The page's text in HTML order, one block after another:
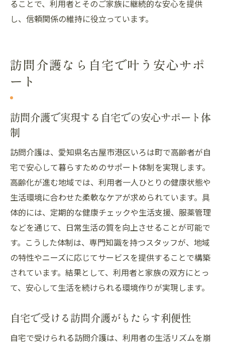
ることで、利用者とそのご家族に継続的な安心を提供
し、信頼関係の維持に役立っています。
訪問介護なら自宅で叶う安心サポ
ート
訪問介護で実現する自宅での安心サポート体
制
訪問介護は、愛知県名古屋市港区いろは町で高齢者が自
宅で安心して暮らすためのサポート体制を実現します。
高齢化が進む地域では、利用者一人ひとりの健康状態や
生活環境に合わせた柔軟なケアが求められています。具
体的には、定期的な健康チェックや生活支援、服薬管理
などを通じて、日常生活の質を向上させることが可能で
す。こうした体制は、専門知識を持つスタッフが、地域
の特性やニーズに応じてサービスを提供することで構築
されています。結果として、利用者と家族の双方にとっ
て、安心して生活を続けられる環境作りが実現します。
自宅で受ける訪問介護がもたらす利便性
自宅で受けられる訪問介護は、利用者の生活リズムを崩